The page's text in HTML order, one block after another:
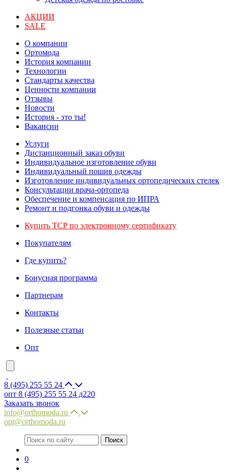
АКЦИИ
SALE
О компании
Ортомода
История компании
Технологии
Стандарты качества
Ценности компании
Отзывы
Новости
История - это ты!
Вакансии
Услуги
Дистанционный заказ обуви
Индивидуальное изготовление обуви
Индивидуальный пошив одежды
Изготовление индивидуальных ортопедических стелек
Консультации врача-ортопеда
Обеспечение и компенсация по ИПРА
Ремонт и подгонка обуви и одежды
Купить ТСР по электронному сертификату
Покупателям
Где купить?
Бонусная программа
Партнерам
Контакты
Полезные статьи
Опт
8 (495) 255 55 24
опт 8 (495) 255 55 24 д220
Заказать звонок
info@orthomoda.ru
opt@orthomoda.ru
0